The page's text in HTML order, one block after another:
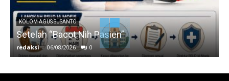
KOLOM AGUS SUSANTO
Setelah “Bacot Nih Pasien”
redaksi - 06/08/2026 0